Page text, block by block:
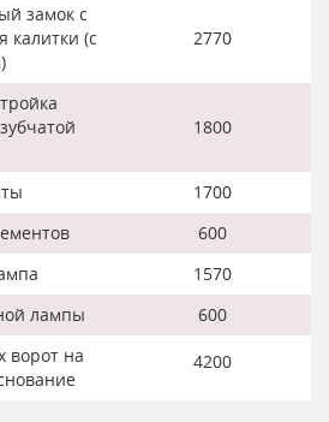
замок с
калитки (с
2770
1800
1700
600
1570
лампы
600
ворот на
4200